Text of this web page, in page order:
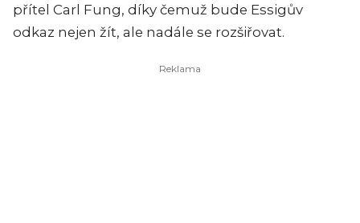
přítel Carl Fung, díky čemuž bude Essigův
odkaz nejen žít, ale nadále se rozšiřovat.